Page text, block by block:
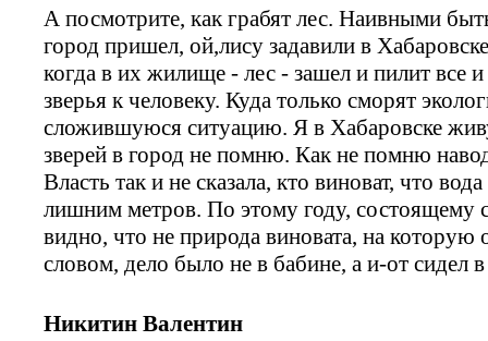
А посмотрите, как грабят лес. Наивными
город пришел, ой,лису задавили в
когда в их жилище - лес - зашел и пилит все
зверья к человеку. Куда только сморят
сложившуюся ситуацию. Я в Хабаровске
зверей в город не помню. Как не помню
Власть так и не сказала, кто виноват, что
лишним метров. По этому году, состоящему
видно, что не природа виновата, на которую
словом, дело было не в бабине, а и-от сидел
Никитин Валентин